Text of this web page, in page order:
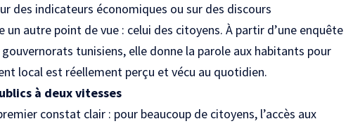
des indicateurs économiques ou sur des discours
autre point de vue : celui des citoyens. À partir d’une enquête
tunisiens, elle donne la parole aux habitants pour
local est réellement perçu et vécu au quotidien.
à deux vitesses
constat clair : pour beaucoup de citoyens, l’accès aux